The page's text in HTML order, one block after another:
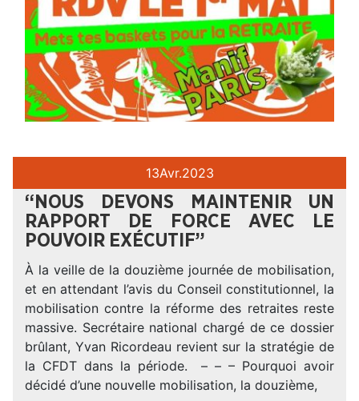
13Avr.2023
“NOUS DEVONS MAINTENIR UN
RAPPORT DE FORCE AVEC LE
POUVOIR EXÉCUTIF”
À la veille de la douzième journée de mobilisation,
et en attendant l’avis du Conseil constitutionnel, la
mobilisation contre la réforme des retraites reste
massive. Secrétaire national chargé de ce dossier
brûlant, Yvan Ricordeau revient sur la stratégie de
la CFDT dans la période. – – – Pourquoi avoir
décidé d’une nouvelle mobilisation, la douzième,